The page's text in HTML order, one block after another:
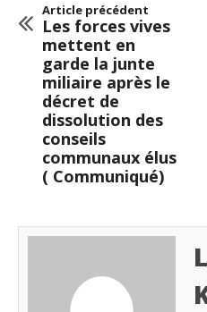
Article précédent
Les forces vives
mettent en
garde la junte
miliaire après le
décret de
dissolution des
conseils
communaux élus
( Communiqué)